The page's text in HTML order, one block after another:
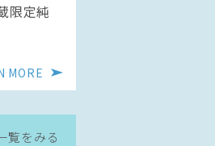
限定純
MORE
覧をみる